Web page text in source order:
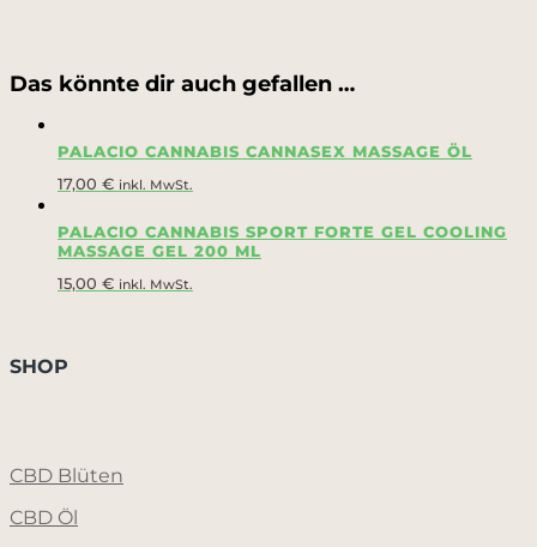
Das könnte dir auch gefallen …
PALACIO CANNABIS CANNASEX MASSAGE ÖL
17,00 € inkl. MwSt.
PALACIO CANNABIS SPORT FORTE GEL COOLING
MASSAGE GEL 200 ML
15,00 € inkl. MwSt.
SHOP
CBD Blüten
CBD Öl